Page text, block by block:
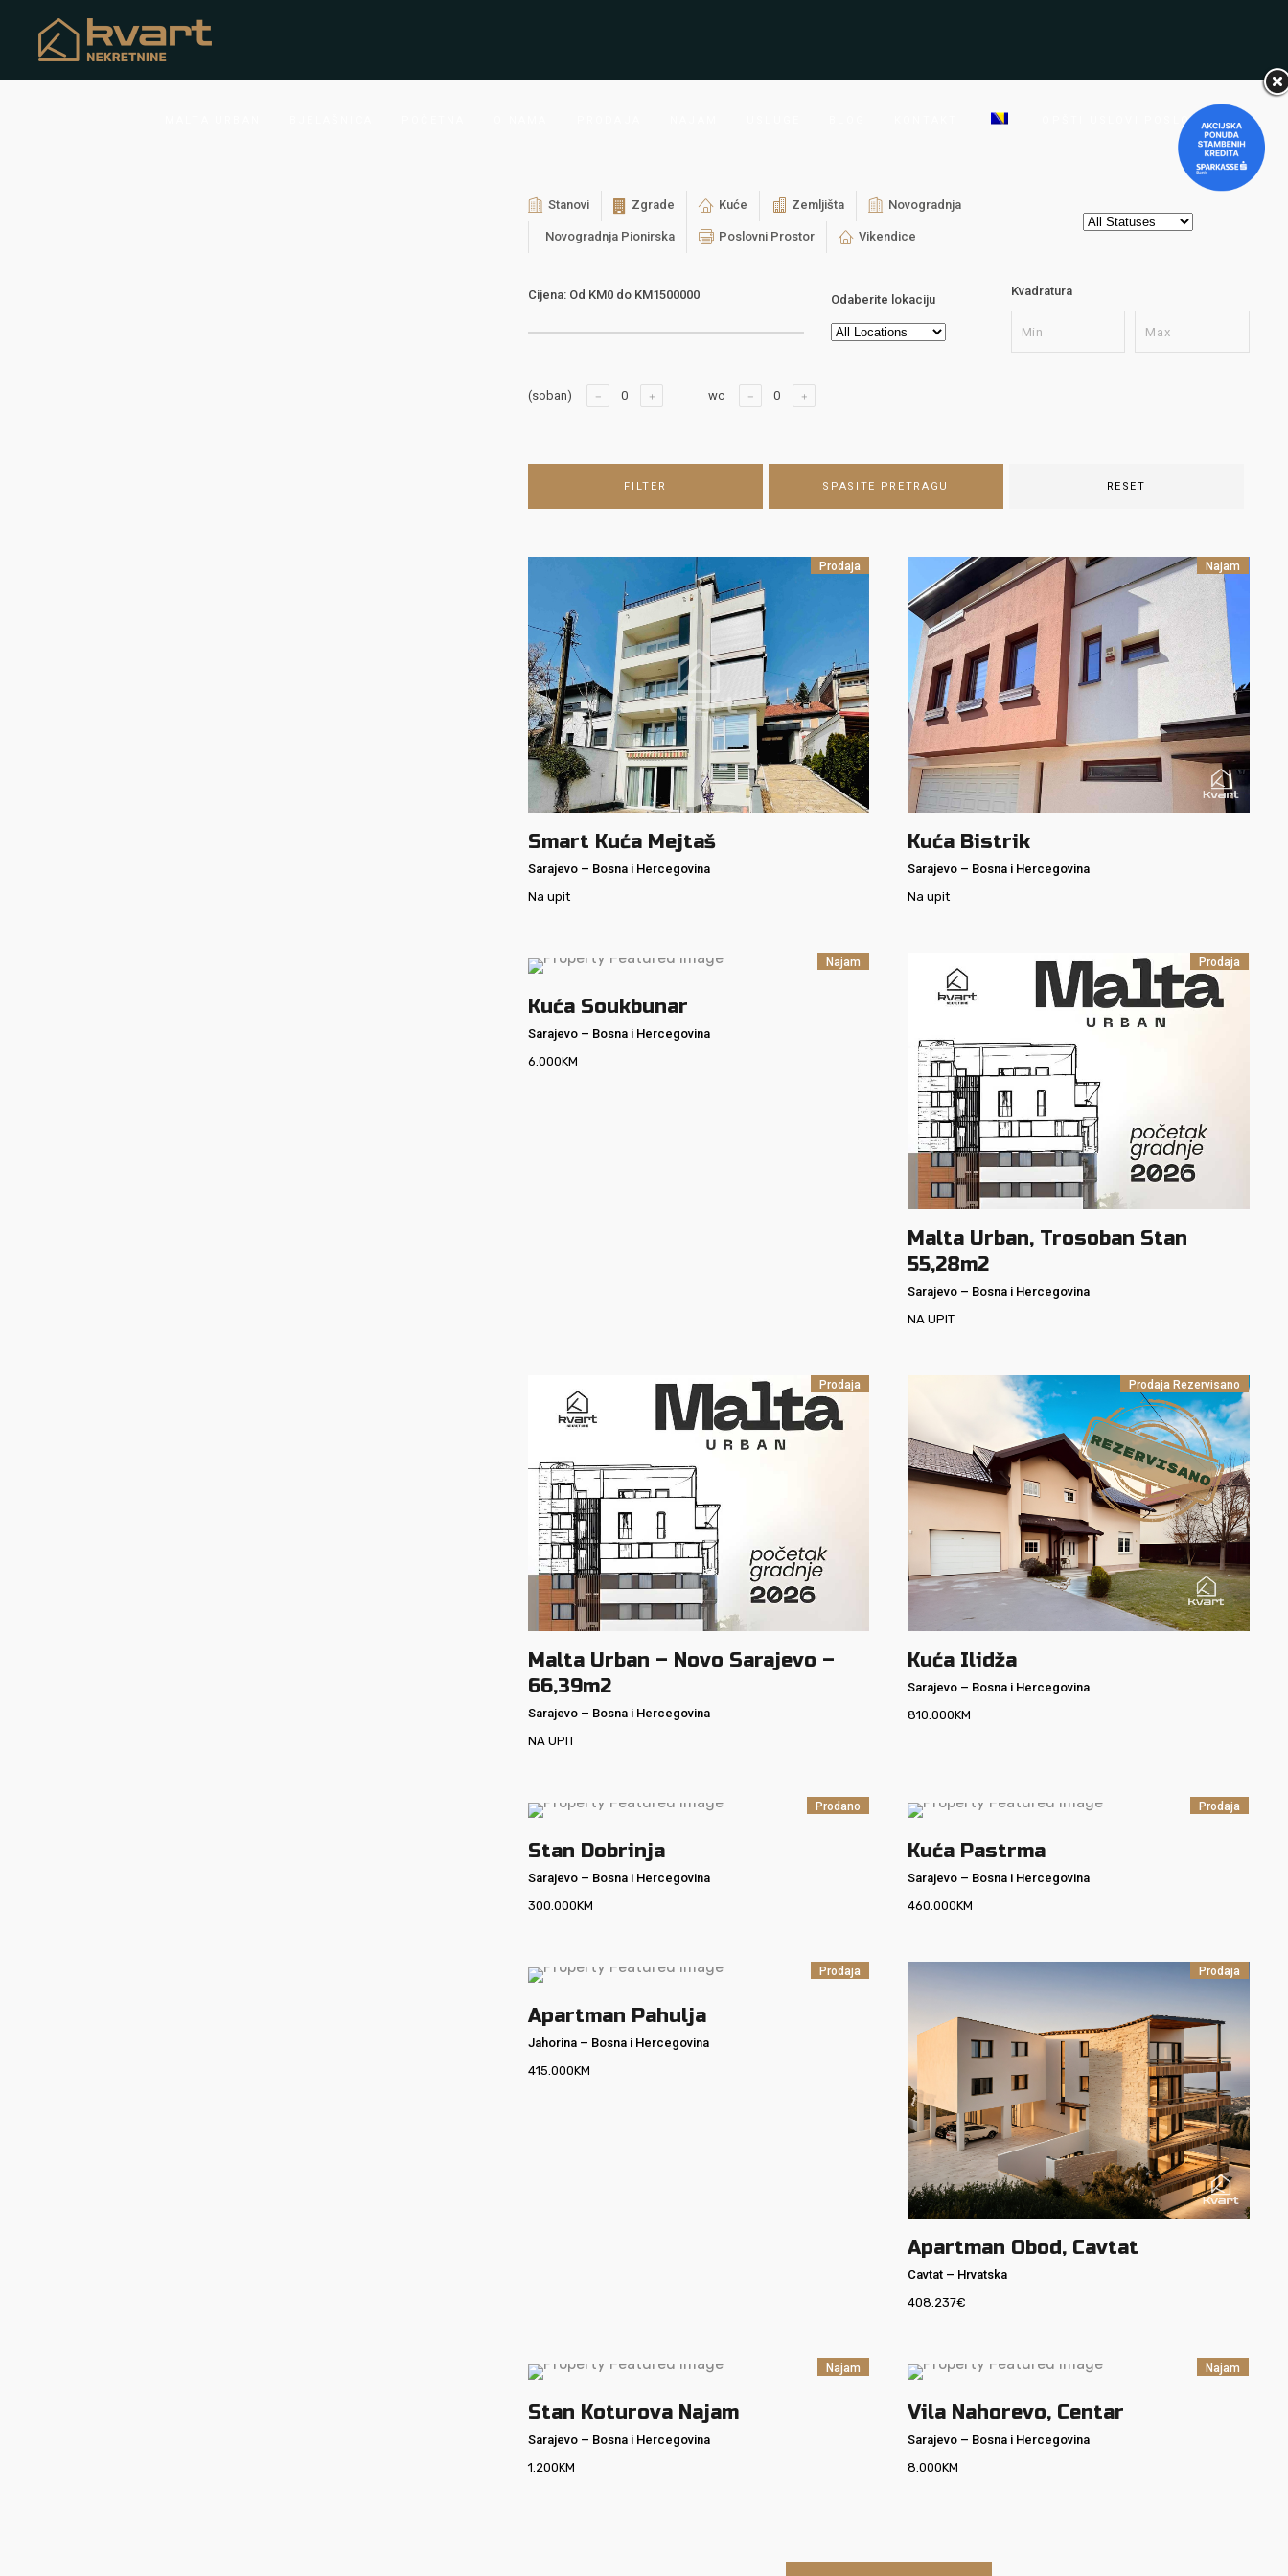
OPŠTI USLOVI POSLOVANJA
Stanovi Zgrade Kuće Zemljišta Novogradnja
Novogradnja Pionirska Poslovni Prostor Vikendice
Cijena: Od KM0 do KM1500000 Odaberite lokaciju
Kvadratura
(soban) wc
FILTER SPASITE PRETRAGU RESET
Prodaja
Smart Kuća Mejtaš
Sarajevo – Bosna i Hercegovina
Na upit
Najam
Kuća Bistrik
Sarajevo – Bosna i Hercegovina
Na upit
Najam
Kuća Soukbunar
Sarajevo – Bosna i Hercegovina
6.000KM
Prodaja
Malta Urban, Trosoban Stan
55,28m2
Sarajevo – Bosna i Hercegovina
NA UPIT
Prodaja
Malta Urban – Novo Sarajevo –
66,39m2
Sarajevo – Bosna i Hercegovina
NA UPIT
Prodaja Rezervisano
Kuća Ilidža
Sarajevo – Bosna i Hercegovina
810.000KM
Prodano
Stan Dobrinja
Sarajevo – Bosna i Hercegovina
300.000KM
Prodaja
Kuća Pastrma
Sarajevo – Bosna i Hercegovina
460.000KM
Prodaja
Apartman Pahulja
Jahorina – Bosna i Hercegovina
415.000KM
Prodaja
Apartman Obod, Cavtat
Cavtat – Hrvatska
408.237€
Najam
Stan Koturova Najam
Sarajevo – Bosna i Hercegovina
1.200KM
Najam
Vila Nahorevo, Centar
Sarajevo – Bosna i Hercegovina
8.000KM